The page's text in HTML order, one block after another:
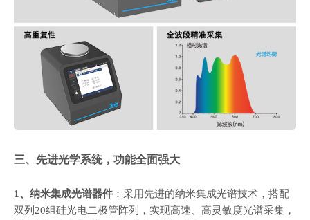
三、先进光学系统，功能全面强大
1、纳米集成光谱器件 ：采用先进的纳米集成光谱技术，搭配
双列20组硅光电二极管阵列，实现高速、高灵敏度光谱采集，